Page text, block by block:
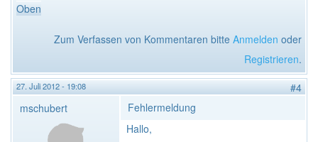
Oben
Zum Verfassen von Kommentaren bitte Anmelden oder
Registrieren.
27. Juli 2012 - 19:08
#4
mschubert
Fehlermeldung
Hallo,